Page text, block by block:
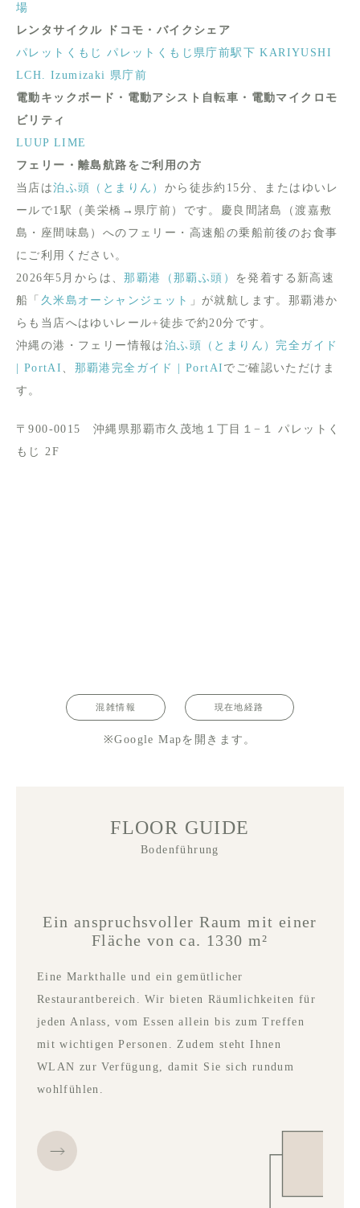
場
レンタサイクル ドコモ・バイクシェア
パレットくもじ
パレットくもじ県庁前駅下 KARIYUSHI
LCH. Izumizaki 県庁前
電動キックボード・電動アシスト自転車・電動マイクロモ
ビリティ
LUUP LIME
フェリー・離島航路をご利用の方
当店は泊ふ頭（とまりん） から徒歩約15分、またはゆいレ
ールで1駅（美栄橋→県庁前）です。慶良間諸島（渡嘉敷
島・座間味島）へのフェリー・高速船の乗船前後のお食事
にご利用ください。
2026年5月からは、那覇港（那覇ふ頭） を発着する新高速
船「 久米島オーシャンジェット
」が就航します。那覇港か
らも当店へはゆいレール+徒歩で約20分です。
沖縄の港・フェリー情報は 泊ふ頭（とまりん）完全ガイド
| PortAI
那覇港完全ガイド | PortAI でご確認いただけま
す。
〒900-0015 沖縄県那覇市久茂地１丁目１−１ パレットく
もじ 2F
混雑情報 現在地経路
※Google Mapを開きます。
FLOOR GUIDE
Bodenführung
Ein anspruchsvoller Raum mit einer
Fläche von ca. 1330 m²
Eine Markthalle und ein gemütlicher
Restaurantbereich. Wir bieten Räumlichkeiten für
jeden Anlass, vom Essen allein bis zum Treffen
mit wichtigen Personen. Zudem steht Ihnen
WLAN zur Verfügung, damit Sie sich rundum
wohlfühlen.